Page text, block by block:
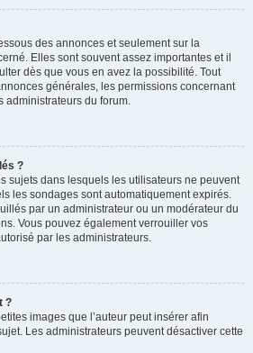
des annonces et seulement sur la
Elles sont souvent assez importantes et il
dès que vous en avez la possibilité. Tout
générales, les permissions concernant
administrateurs du forum.
?
sujets dans lesquels les utilisateurs ne peuvent
les sondages sont automatiquement expirés.
par un administrateur ou un modérateur du
Vous pouvez également verrouiller vos
par les administrateurs.
?
images que l’auteur peut insérer afin
Les administrateurs peuvent désactiver cette